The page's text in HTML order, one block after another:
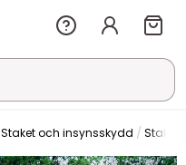
Staket och insynsskydd Staket